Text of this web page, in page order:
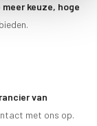
meer keuze, hoge
van
met ons op.